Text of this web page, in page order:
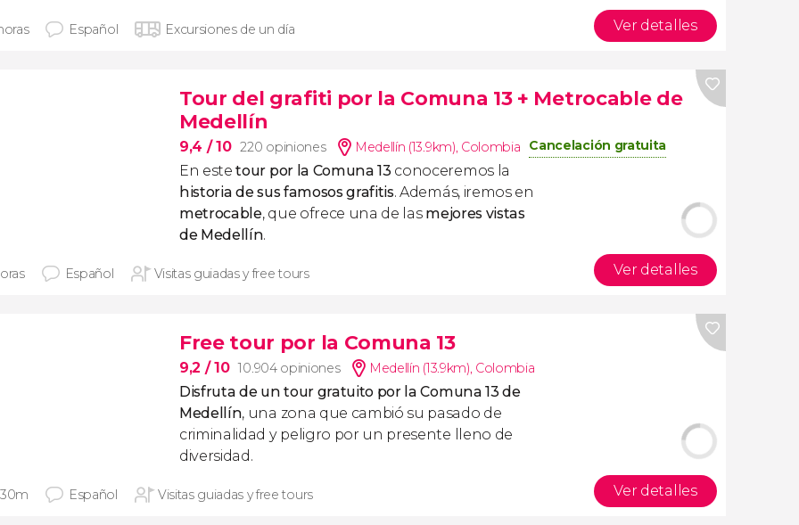
Español Excursiones de un día Ver detalles
Tour del grafiti por la Comuna 13 + Metrocable de
Medellín
9,4 / 10 220 opiniones Medellín (13.9km), Colombia Cancelación gratuita
En estetour por la Comuna 13conoceremos la
historia de sus famosos grafitis. Además, iremos en
metrocable, que ofrece una de las mejores vistas
de Medellín.
Español Visitas guiadas y free tours Ver detalles
Free tour por la Comuna 13
9,2 / 10 10.904 opiniones Medellín (13.9km), Colombia
Disfruta de un tour gratuito por la Comuna 13 de
Medellín, una zona que cambió su pasado de
criminalidad y peligro por un presente lleno de
diversidad.
Español Visitas guiadas y free tours Ver detalles